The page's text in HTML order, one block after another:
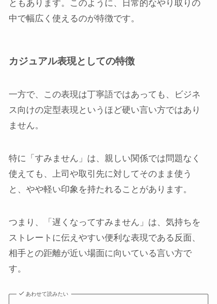
ともあります。このように、日常的なやり取りの
中で幅広く使えるのが特徴です。
カジュアル表現としての特徴
一方で、この表現は丁寧語ではあっても、ビジネ
ス向けの定型表現というほど硬い言い方ではあり
ません。
特に「すみません」は、親しい関係では問題なく
使えても、上司や取引先に対してそのまま使う
と、やや軽い印象を持たれることがあります。
つまり、「遅くなってすみません」は、気持ちを
ストレートに伝えやすい便利な表現である反面、
相手との距離が近い場面に向いている言い方で
す。
あわせて読みたい